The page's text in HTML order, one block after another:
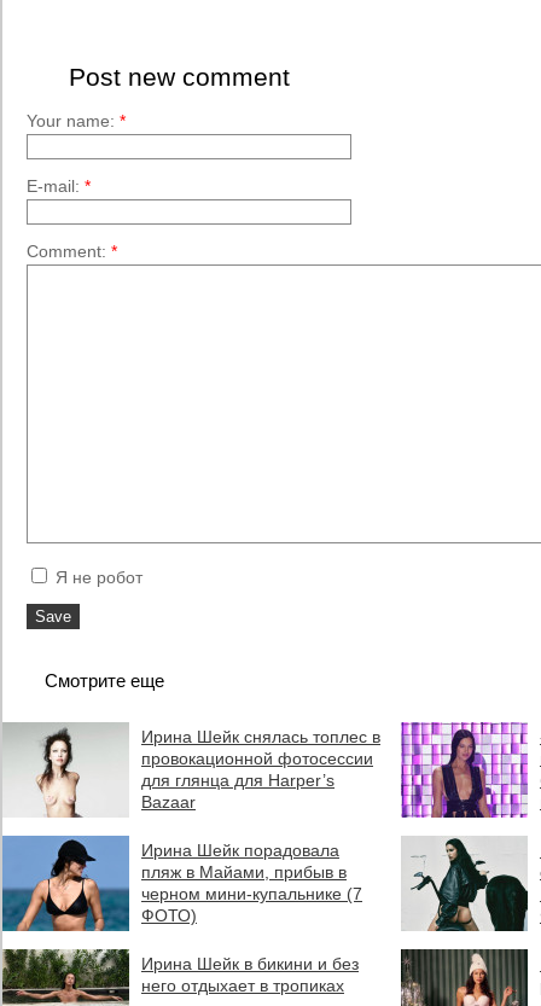
Post new comment
Your name: *
E-mail: *
Comment: *
Я не робот
Смотрите еще
Ирина Шейк cнялась топлес в
провокационной фотосессии
для глянца для Harper’s
Bazaar
Ирина Шейк порадовала
пляж в Майами, прибыв в
черном мини-купальнике (7
ФОТО)
Ирина Шейк в бикини и без
него отдыхает в тропиках